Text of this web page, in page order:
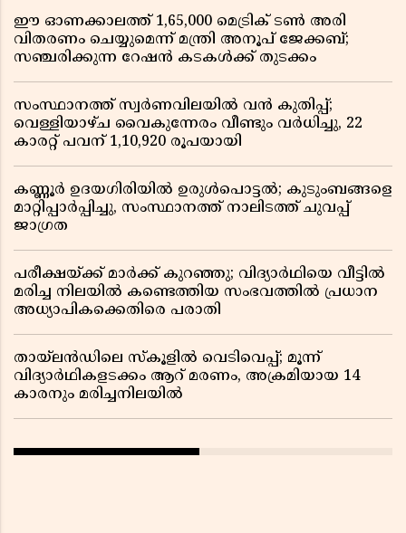
ഈ ഓണക്കാലത്ത് 1,65,000 മെട്രിക് ടൺ അരി
വിതരണം ചെയ്യുമെന്ന് മന്ത്രി അനൂപ് ജേക്കബ്;
സഞ്ചരിക്കുന്ന റേഷൻ കടകൾക്ക് തുടക്കം
സംസ്ഥാനത്ത് സ്വർണവിലയിൽ വൻ കുതിപ്പ്;
വെള്ളിയാഴ്ച വൈകുന്നേരം വീണ്ടും വർധിച്ചു, 22
കാരറ്റ് പവന് 1,10,920 രൂപയായി
കണ്ണൂർ ഉദയഗിരിയിൽ ഉരുൾപൊട്ടൽ; കുടുംബങ്ങളെ
മാറ്റിപ്പാർപ്പിച്ചു, സംസ്ഥാനത്ത് നാലിടത്ത് ചുവപ്പ്
ജാഗ്രത
പരീക്ഷയ്ക്ക് മാർക്ക് കുറഞ്ഞു; വിദ്യാർഥിയെ വീട്ടിൽ
മരിച്ച നിലയിൽ കണ്ടെത്തിയ സംഭവത്തിൽ പ്രധാന
അധ്യാപികക്കെതിരെ പരാതി
തായ്‌ലൻഡിലെ സ്‌കൂളിൽ വെടിവെപ്പ്; മൂന്ന്
വിദ്യാർഥികളടക്കം ആറ് മരണം, അക്രമിയായ 14
കാരനും മരിച്ചനിലയിൽ